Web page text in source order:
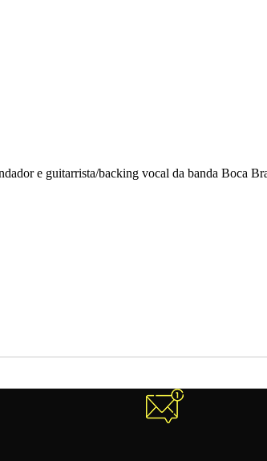
e guitarrista/backing vocal da banda Boca